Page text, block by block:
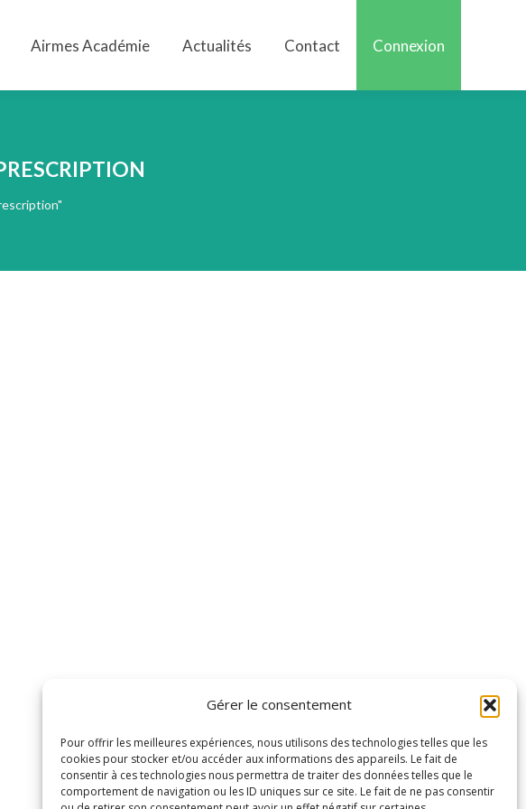
Gérer le consentement
Pour offrir les meilleures expériences, nous utilisons des technologies telles que les
cookies pour stocker et/ou accéder aux informations des appareils. Le fait de
consentir à ces technologies nous permettra de traiter des données telles que le
comportement de navigation ou les ID uniques sur ce site. Le fait de ne pas consentir
Airmes Académie Actualités Contact Connexion